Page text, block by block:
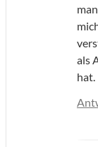
als
hat.